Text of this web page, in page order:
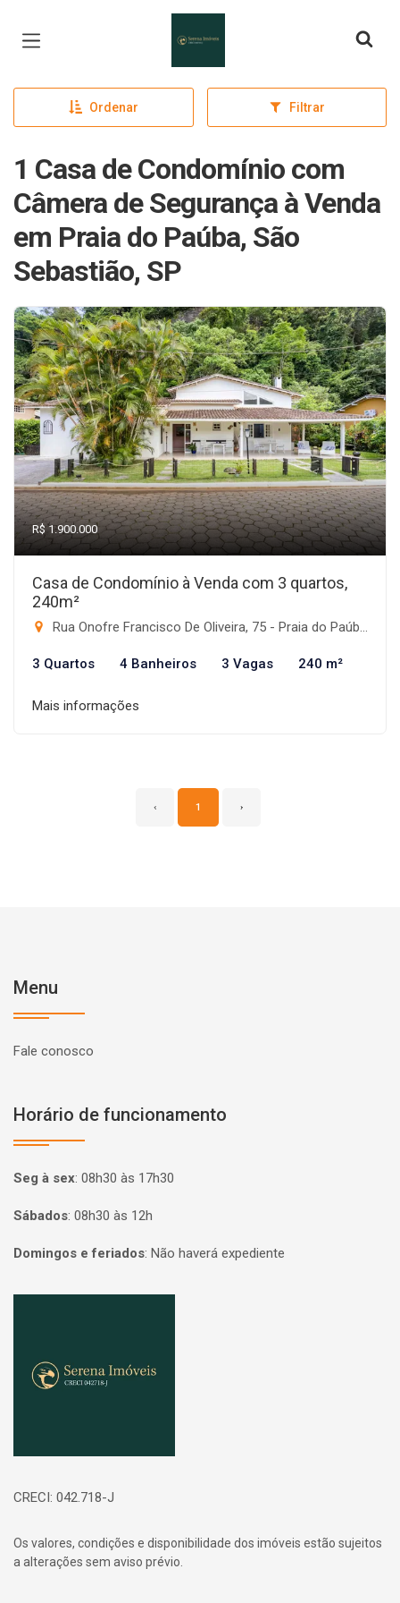
Ordenar Filtrar
1 Casa de Condomínio com
Câmera de Segurança à Venda
em Praia do Paúba, São
Sebastião, SP
R$ 1.900.000
Casa de Condomínio à Venda com 3 quartos,
240m²
Rua Onofre Francisco De Oliveira, 75 - Praia do Paúba, São Sebastião-SP
3 Quartos 4 Banheiros 3 Vagas 240 m²
Mais informações
‹ 1 ›
Menu
Fale conosco
Horário de funcionamento
Seg à sex: 08h30 às 17h30
Sábados: 08h30 às 12h
Domingos e feriados: Não haverá expediente
CRECI: 042.718-J
Os valores, condições e disponibilidade dos imóveis estão sujeitos
a alterações sem aviso prévio.